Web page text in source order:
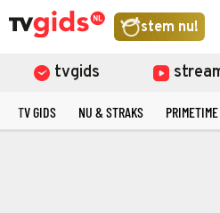
stem nu!
tvgids
TV GIDS NU & STRAKS PRIMETIME